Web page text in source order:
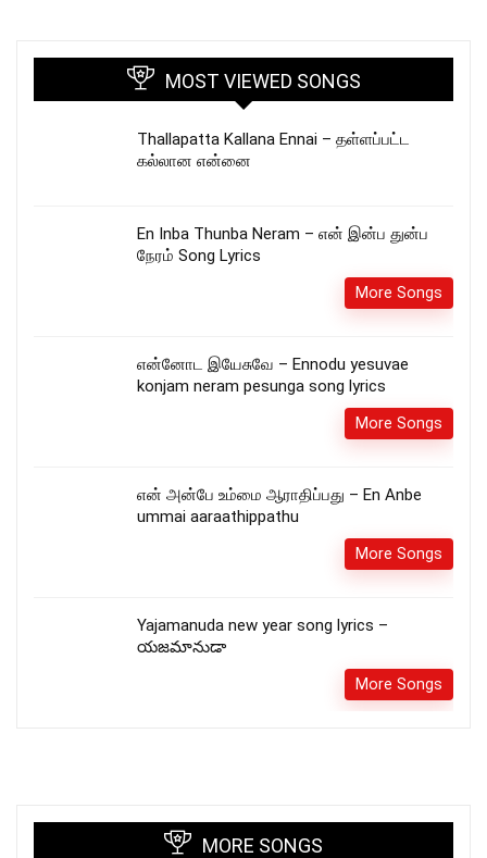
MOST VIEWED SONGS
Thallapatta Kallana Ennai – தள்ளப்பட்ட
கல்லான என்னை
En Inba Thunba Neram – என் இன்ப துன்ப
நேரம் Song Lyrics
More Songs
என்னோட இயேசுவே – Ennodu yesuvae
konjam neram pesunga song lyrics
More Songs
என் அன்பே உம்மை ஆராதிப்பது – En Anbe
ummai aaraathippathu
More Songs
Yajamanuda new year song lyrics –
యజమానుడా
More Songs
MORE SONGS